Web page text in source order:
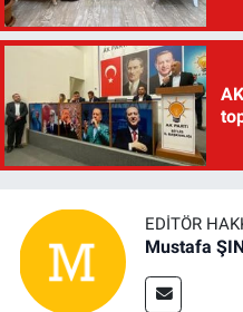
EDITÖR
Mustafa